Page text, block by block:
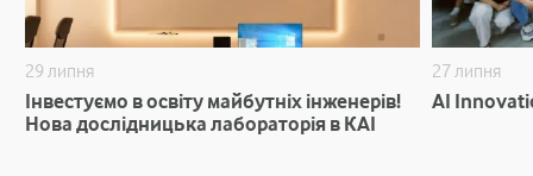
29 липня
Інвестуємо в освіту майбутніх інженерів!
Нова дослідницька лабораторія в КАІ
27 липня
AI